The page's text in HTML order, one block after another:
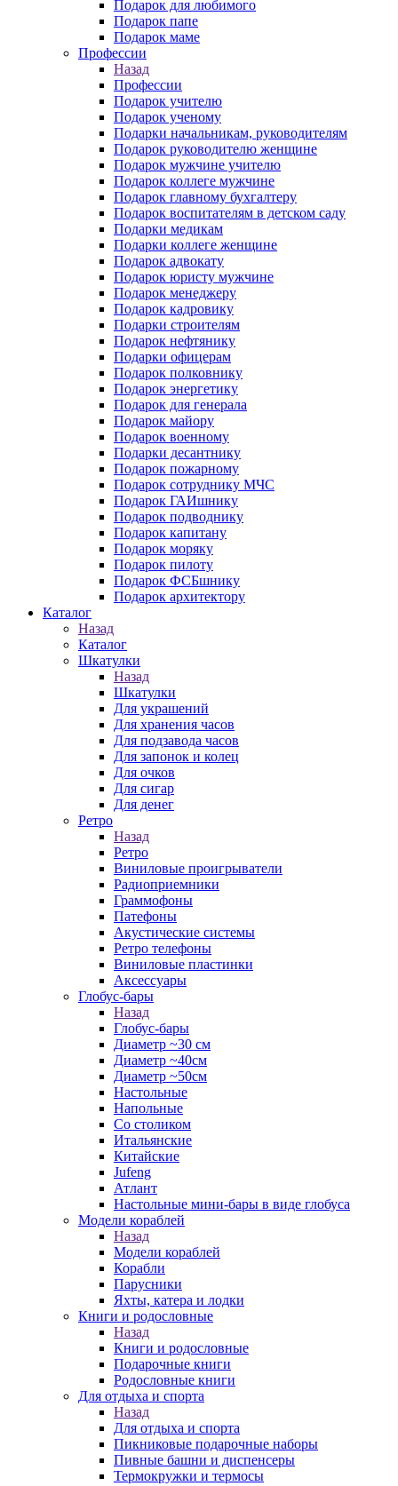
Подарок для любимого
Подарок папе
Подарок маме
Профессии
Назад
Профессии
Подарок учителю
Подарок ученому
Подарки начальникам, руководителям
Подарок руководителю женщине
Подарок мужчине учителю
Подарок коллеге мужчине
Подарок главному бухгалтеру
Подарок воспитателям в детском саду
Подарки медикам
Подарки коллеге женщине
Подарок адвокату
Подарок юристу мужчине
Подарок менеджеру
Подарок кадровику
Подарки строителям
Подарок нефтянику
Подарки офицерам
Подарок полковнику
Подарок энергетику
Подарок для генерала
Подарок майору
Подарок военному
Подарки десантнику
Подарок пожарному
Подарок сотруднику МЧС
Подарок ГАИшнику
Подарок подводнику
Подарок капитану
Подарок моряку
Подарок пилоту
Подарок ФСБшнику
Подарок архитектору
Каталог
Назад
Каталог
Шкатулки
Назад
Шкатулки
Для украшений
Для хранения часов
Для подзавода часов
Для запонок и колец
Для очков
Для сигар
Для денег
Ретро
Назад
Ретро
Виниловые проигрыватели
Радиоприемники
Граммофоны
Патефоны
Акустические системы
Ретро телефоны
Виниловые пластинки
Аксессуары
Глобус-бары
Назад
Глобус-бары
Диаметр ~30 см
Диаметр ~40см
Диаметр ~50см
Настольные
Напольные
Со столиком
Итальянские
Китайские
Jufeng
Атлант
Настольные мини-бары в виде глобуса
Модели кораблей
Назад
Модели кораблей
Корабли
Парусники
Яхты, катера и лодки
Книги и родословные
Назад
Книги и родословные
Подарочные книги
Родословные книги
Для отдыха и спорта
Назад
Для отдыха и спорта
Пикниковые подарочные наборы
Пивные башни и диспенсеры
Термокружки и термосы